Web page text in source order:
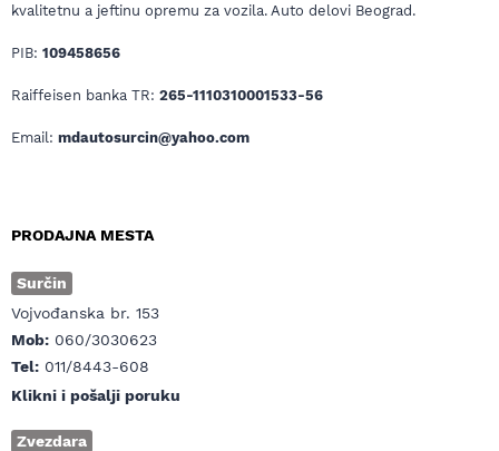
kvalitetnu a jeftinu opremu za vozila. Auto delovi Beograd.
PIB: 109458656
Raiffeisen banka TR: 265-1110310001533-56
Email: mdautosurcin@yahoo.com
PRODAJNA MESTA
Surčin
Vojvođanska br. 153
Mob: 060/3030623
Tel: 011/8443-608
Klikni i pošalji poruku
Zvezdara